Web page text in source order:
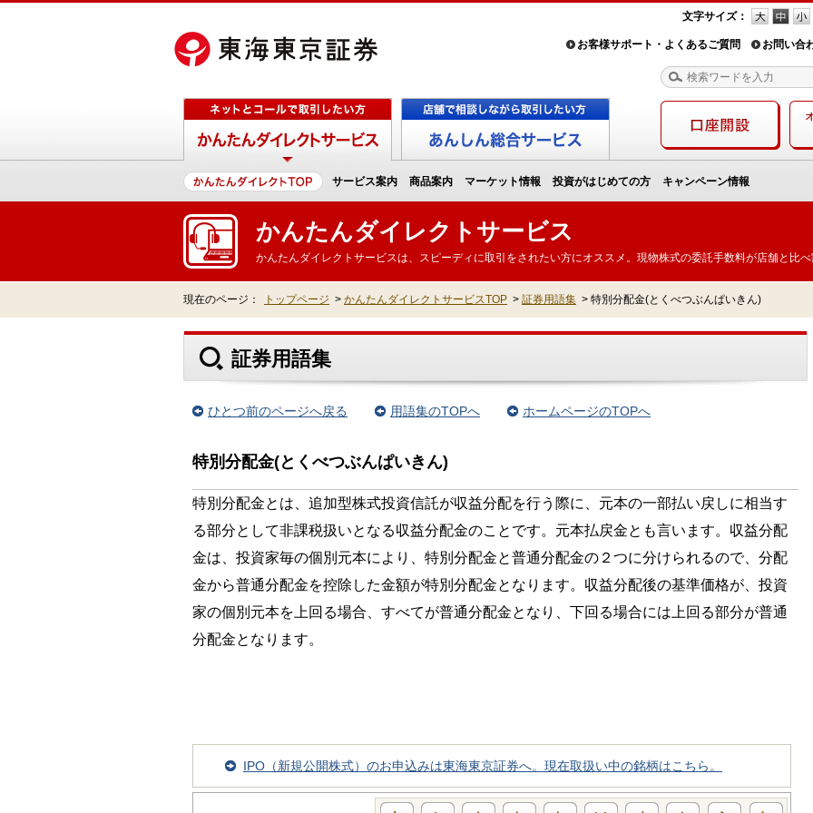
文字サイズ：
お客様サポート・よくあるご質問 お問い合
サービス案内 商品案内 マーケット情報 投資がはじめての方 キャンペーン情報
かんたんダイレクトサービス
かんたんダイレクトサービスは、スピーディに取引をされたい方にオススメ。現物株式の委託手数料が店舗と比
現在のページ： トップページ > かんたんダイレクトサービスTOP > 証券用語集 > 特別分配金(とくべつぶんぱいきん)
証券用語集
ひとつ前のページへ戻る 用語集のTOPへ ホームページのTOPへ
特別分配金(とくべつぶんぱいきん)
特別分配金とは、追加型株式投資信託が収益分配を行う際に、元本の一部払い戻しに相当す
る部分として非課税扱いとなる収益分配金のことです。元本払戻金とも言います。収益分配
金は、投資家毎の個別元本により、特別分配金と普通分配金の２つに分けられるので、分配
金から普通分配金を控除した金額が特別分配金となります。収益分配後の基準価格が、投資
家の個別元本を上回る場合、すべてが普通分配金となり、下回る場合には上回る部分が普通
分配金となります。
IPO（新規公開株式）のお申込みは東海東京証券へ。現在取扱い中の銘柄はこちら。